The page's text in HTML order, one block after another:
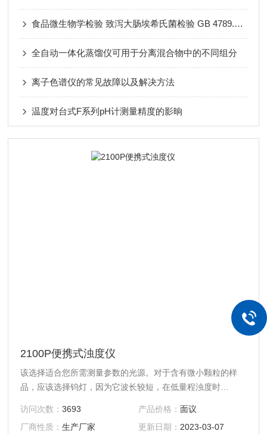
食品微生物学检验 致泻大肠埃希氏菌检验 GB 4789.6-2016
全自动一体化蒸馏仪可用于分离混合物中的不同组分
离子色谱仪的常见故障以及解决方法
温度对台式F系列pH计测量精度的影晌
2100P便携式浊度仪
该选择适合您所需测量参数的光源。对于含有微小颗粒的样
品，应该选择钨灯，因为它波长较短，在低量程浊度时
访问次数：3693 产品价格： 面议
厂商性质：生产厂家 更新日期： 2023-03-07